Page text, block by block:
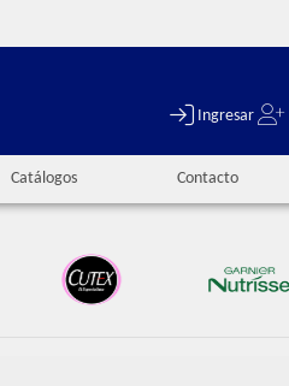
Ingresar
Catálogos Contacto